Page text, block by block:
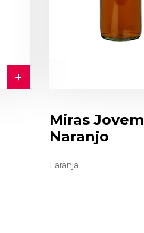
Miras Jovem
Naranjo
Laranja